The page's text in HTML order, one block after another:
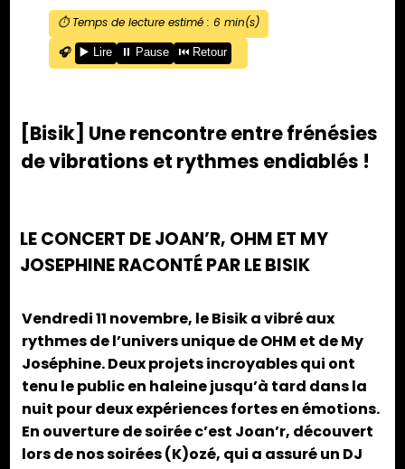
⏱️ Temps de lecture estimé : 6 min(s)
🎧
▶️ Lire ⏸️ Pause ⏮️ Retour
[Bisik] Une rencontre entre frénésies
de vibrations et rythmes endiablés !
LE CONCERT DE JOAN’R, OHM ET MY
JOSEPHINE RACONTÉ PAR LE BISIK
Vendredi 11 novembre, le Bisik a vibré aux
rythmes de l’univers unique de OHM et de My
Joséphine. Deux projets incroyables qui ont
tenu le public en haleine jusqu’à tard dans la
nuit pour deux expériences fortes en émotions.
En ouverture de soirée c’est Joan’r, découvert
lors de nos soirées (K)ozé, qui a assuré un DJ